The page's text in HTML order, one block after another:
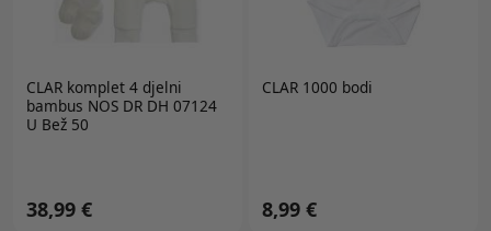
CLAR komplet 4 djelni
bambus NOS DR DH 07124
U Bež 50
38,99 €
CLAR 1000 bodi
8,99 €